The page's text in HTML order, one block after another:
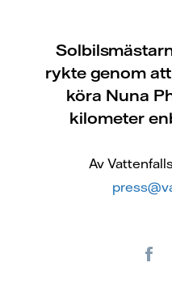
rykte genom
köra Nuna
kilometer
Av